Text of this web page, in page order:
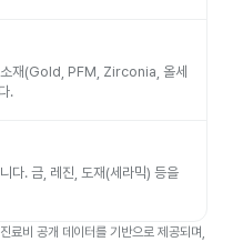
소재(Gold, PFM, Zirconia, 올세
.
다. 금, 레진, 도재(세라믹) 등을
료비 공개 데이터를 기반으로 제공되며,